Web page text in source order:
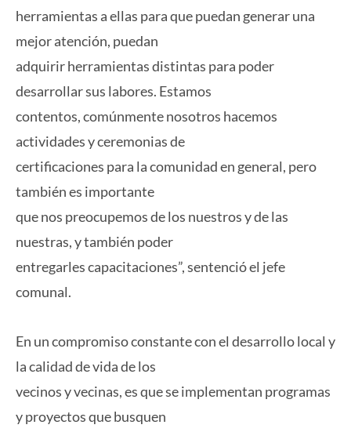
herramientas a ellas para que puedan generar una
mejor atención, puedan
adquirir herramientas distintas para poder
desarrollar sus labores. Estamos
contentos, comúnmente nosotros hacemos
actividades y ceremonias de
certificaciones para la comunidad en general, pero
también es importante
que nos preocupemos de los nuestros y de las
nuestras, y también poder
entregarles capacitaciones”, sentenció el jefe
comunal.
En un compromiso constante con el desarrollo local y
la calidad de vida de los
vecinos y vecinas, es que se implementan programas
y proyectos que busquen